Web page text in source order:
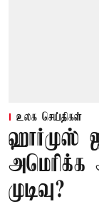
உலக செய்திகள்
ஹார்முஸ்
அமெரிக்க
முடிவு?